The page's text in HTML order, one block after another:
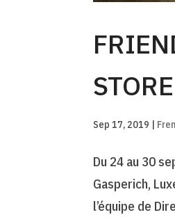
Sep 17, 2019 |
Du 24 au 30
Gasperich,
l’équipe de